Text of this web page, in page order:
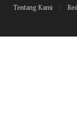
Tentang Kami